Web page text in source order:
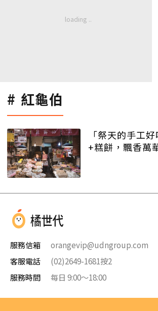
紅龜伯
「祭天的手工
+糕餅，飄香萬
服務信箱
orangevip@udngroup.com
客服電話
(02)2649-1681按2
服務時間
每日 9:00～18:00